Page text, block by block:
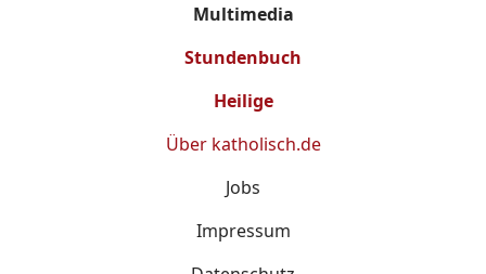
Multimedia
Stundenbuch
Heilige
Über katholisch.de
Jobs
Impressum